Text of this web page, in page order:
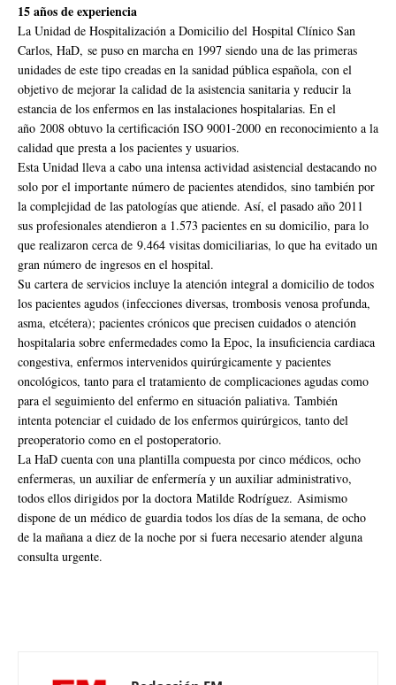
15 años de experiencia
La Unidad de Hospitalización a Domicilio del Hospital Clínico San
Carlos, HaD, se puso en marcha en 1997 siendo una de las primeras
unidades de este tipo creadas en la sanidad pública española, con el
objetivo de mejorar la calidad de la asistencia sanitaria y reducir la
estancia de los enfermos en las instalaciones hospitalarias. En el
año 2008 obtuvo la certificación ISO 9001-2000 en reconocimiento a la
calidad que presta a los pacientes y usuarios.
Esta Unidad lleva a cabo una intensa actividad asistencial destacando no
solo por el importante número de pacientes atendidos, sino también por
la complejidad de las patologías que atiende. Así, el pasado año 2011
sus profesionales atendieron a 1.573 pacientes en su domicilio, para lo
que realizaron cerca de 9.464 visitas domiciliarias, lo que ha evitado un
gran número de ingresos en el hospital.
Su cartera de servicios incluye la atención integral a domicilio de todos
los pacientes agudos (infecciones diversas, trombosis venosa profunda,
asma, etcétera); pacientes crónicos que precisen cuidados o atención
hospitalaria sobre enfermedades como la Epoc, la insuficiencia cardiaca
congestiva, enfermos intervenidos quirúrgicamente y pacientes
oncológicos, tanto para el tratamiento de complicaciones agudas como
para el seguimiento del enfermo en situación paliativa. También
intenta potenciar el cuidado de los enfermos quirúrgicos, tanto del
preoperatorio como en el postoperatorio.
La HaD cuenta con una plantilla compuesta por cinco médicos, ocho
enfermeras, un auxiliar de enfermería y un auxiliar administrativo,
todos ellos dirigidos por la doctora Matilde Rodríguez. Asimismo
dispone de un médico de guardia todos los días de la semana, de ocho
de la mañana a diez de la noche por si fuera necesario atender alguna
consulta urgente.